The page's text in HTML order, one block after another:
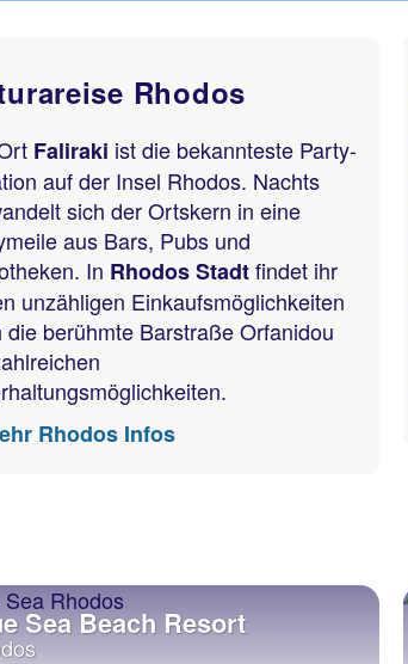
Rhodos
Faliraki ist die bekannteste Party-
auf der Insel Rhodos. Nachts
sich der Ortskern in eine
aus Bars, Pubs und
In Rhodos Stadtfindet ihr
unzähligen Einkaufsmöglichkeiten
die berühmte Barstraße Orfanidou
Rhodos Infos
Sea Beach Resort